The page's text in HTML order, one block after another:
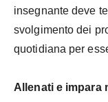
insegnante deve
svolgimento dei
quotidiana per
Allenati e impara